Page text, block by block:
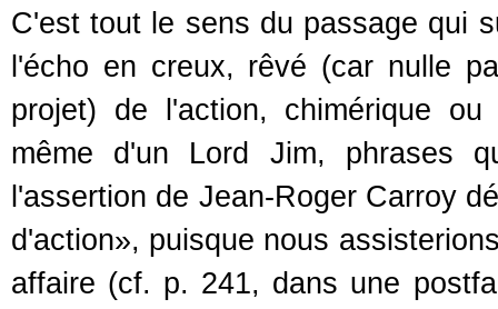
C'est tout le sens du passage qui
l'écho en creux, rêvé (car nulle
projet) de l'action, chimérique
même d'un Lord Jim, phrases
l'assertion de Jean-Roger Carroy
d'action», puisque nous
affaire (cf. p. 241, dans une